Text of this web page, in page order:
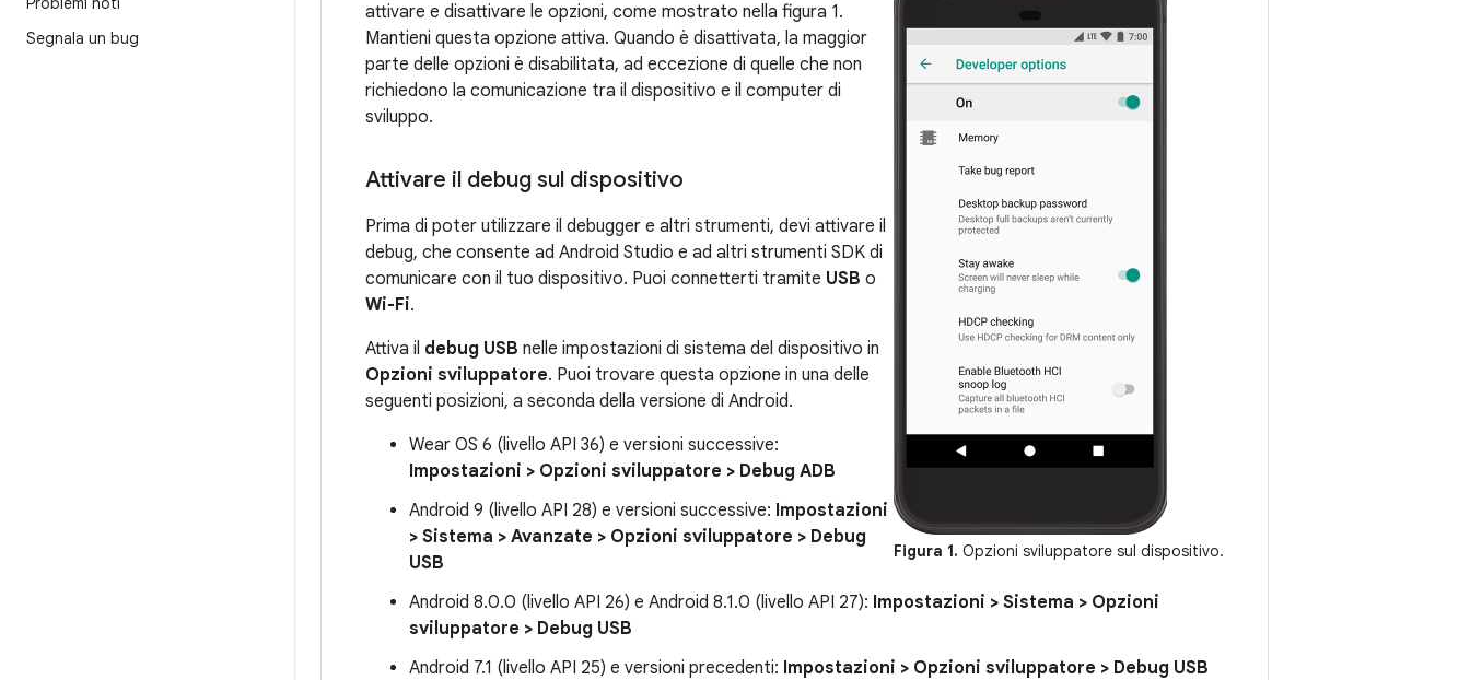
Segnala un bug
Figura 1. Opzioni sviluppatore sul dispositivo.
attivare e disattivare le opzioni, come mostrato nella figura 1.
Mantieni questa opzione attiva. Quando è disattivata, la maggior
parte delle opzioni è disabilitata, ad eccezione di quelle che non
richiedono la comunicazione tra il dispositivo e il computer di
sviluppo.
Attivare il debug sul dispositivo
Prima di poter utilizzare il debugger e altri strumenti, devi attivare il
debug, che consente ad Android Studio e ad altri strumenti SDK di
comunicare con il tuo dispositivo. Puoi connetterti tramite USB o
Wi-Fi.
Attiva il debug USB nelle impostazioni di sistema del dispositivo in
Opzioni sviluppatore. Puoi trovare questa opzione in una delle
seguenti posizioni, a seconda della versione di Android.
Wear OS 6 (livello API 36) e versioni successive:
Impostazioni > Opzioni sviluppatore > Debug ADB
Android 9 (livello API 28) e versioni successive: Impostazioni
> Sistema > Avanzate > Opzioni sviluppatore > Debug
USB
Android 8.0.0 (livello API 26) e Android 8.1.0 (livello API 27): Impostazioni > Sistema > Opzioni
sviluppatore > Debug USB
Android 7.1 (livello API 25) e versioni precedenti: Impostazioni > Opzioni sviluppatore > Debug USB